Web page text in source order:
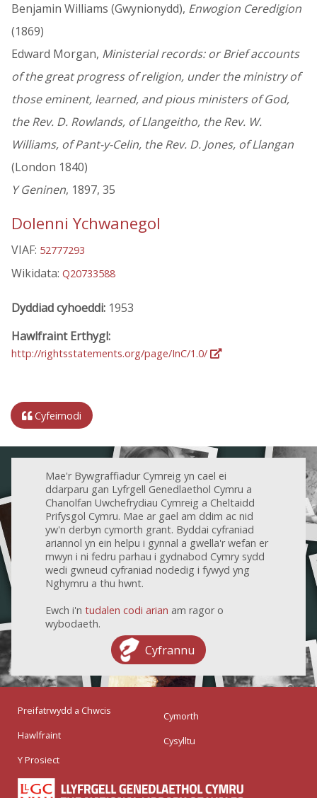
Benjamin Williams (Gwynionydd), Enwogion Ceredigion
(1869)
Edward Morgan, Ministerial records: or Brief accounts
of the great progress of religion, under the ministry of
those eminent, learned, and pious ministers of God,
the Rev. D. Rowlands, of Llangeitho, the Rev. W.
Williams, of Pant-y-Celin, the Rev. D. Jones, of Llangan
(London 1840)
Y Geninen, 1897, 35
Dolenni Ychwanegol
VIAF: 52777293
Wikidata: Q20733588
Dyddiad cyhoeddi: 1953
Hawlfraint Erthygl:
http://rightsstatements.org/page/InC/1.0/
Cyfeirnodi
Mae'r Bywgraffiadur Cymreig yn cael ei
ddarparu gan Lyfrgell Genedlaethol Cymru a
Chanolfan Uwchefrydiau Cymreig a Cheltaidd
Prifysgol Cymru. Mae ar gael am ddim ac nid
yw'n derbyn cymorth grant. Byddai cyfraniad
ariannol yn ein helpu i gynnal a gwella'r wefan er
mwyn i ni fedru parhau i gydnabod Cymry sydd
wedi gwneud cyfraniad nodedig i fywyd yng
Nghymru a thu hwnt.
Ewch i'n tudalen codi arian am ragor o
wybodaeth.
Cyfrannu
Preifatrwydd a Chwcis
Hawlfraint
Y Prosiect
Cymorth
Cysylltu